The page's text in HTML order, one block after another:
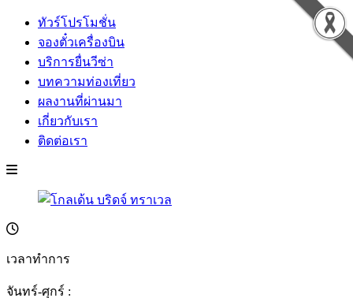
ทัวร์โปรโมชั่น
จองตั๋วเครื่องบิน
บริการยื่นวีซ่า
บทความท่องเที่ยว
ผลงานที่ผ่านมา
เกี่ยวกับเรา
ติดต่อเรา
เวลาทำการ
จันทร์-ศุกร์ :